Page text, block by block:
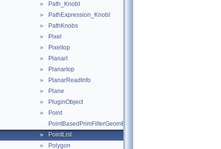
► Path_KnobI
► PathExpression_KnobI
► PathKnobs
► Pixel
► PixelIop
► PlanarI
► PlanarIop
► PlanarReadInfo
► Plane
► PluginObject
►
Point
PointBasedPrimFilterGeomEngineI
► PointList
►
Polygon